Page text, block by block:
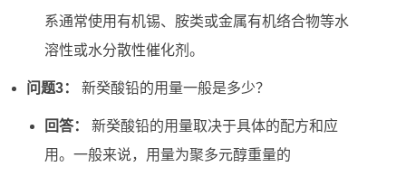
系通常使用有机锡、胺类或金属有机络合物等水
溶性或水分散性催化剂。
问题3： 新癸酸铅的用量一般是多少？
回答：
新癸酸铅的用量取决于具体的配方和应
用。一般来说，用量为聚多元醇重量的